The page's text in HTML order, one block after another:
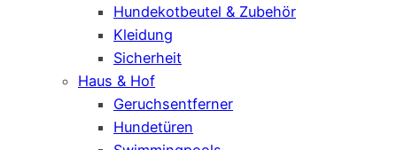
Hundekotbeutel & Zubehör
Kleidung
Sicherheit
Haus & Hof
Geruchsentferner
Hundetüren